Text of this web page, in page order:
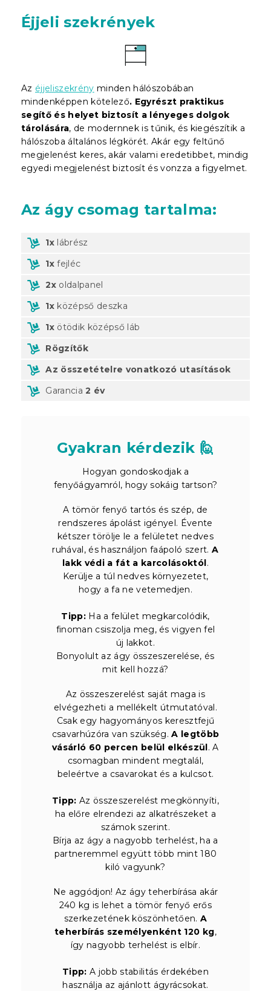
Éjjeli szekrények
Az éjjeliszekrény minden hálószobában
mindenképpen kötelező. Egyrészt praktikus
segítő és helyet biztosít a lényeges dolgok
tárolására, de modernnek is tűnik, és kiegészítik a
hálószoba általános légkörét. Akár egy feltűnő
megjelenést keres, akár valami eredetibbet, mindig
egyedi megjelenést biztosít és vonzza a figyelmet.
Az ágy csomag tartalma:
1x lábrész
1x fejléc
2x oldalpanel
1x középső deszka
1x ötödik középső láb
Rögzítők
Az összetételre vonatkozó utasítások
Garancia 2 év
Gyakran kérdezik 🙋
Hogyan gondoskodjak a
fenyőágyamról, hogy sokáig tartson?
A tömör fenyő tartós és szép, de
rendszeres ápolást igényel. Évente
kétszer törölje le a felületet nedves
ruhával, és használjon faápoló szert.A
lakk védi a fát a karcolásoktól.
Kerülje a túl nedves környezetet,
hogy a fa ne vetemedjen.
Tipp: Ha a felület megkarcolódik,
finoman csiszolja meg, és vigyen fel
új lakkot.
Bonyolult az ágy összeszerelése, és
mit kell hozzá?
Az összeszerelést saját maga is
elvégezheti a mellékelt útmutatóval.
Csak egy hagyományos keresztfejű
csavarhúzóra van szükség.A legtöbb
vásárló 60 percen belül elkészül. A
csomagban mindent megtalál,
beleértve a csavarokat és a kulcsot.
Tipp: Az összeszerelést megkönnyíti,
ha előre elrendezi az alkatrészeket a
számok szerint.
Bírja az ágy a nagyobb terhelést, ha a
partneremmel együtt több mint 180
kiló vagyunk?
Ne aggódjon! Az ágy teherbírása akár
240 kg is lehet a tömör fenyő erős
szerkezetének köszönhetően. A
teherbírás személyenként 120 kg,
így nagyobb terhelést is elbír.
Tipp: A jobb stabilitás érdekében
használja az ajánlott ágyrácsokat.